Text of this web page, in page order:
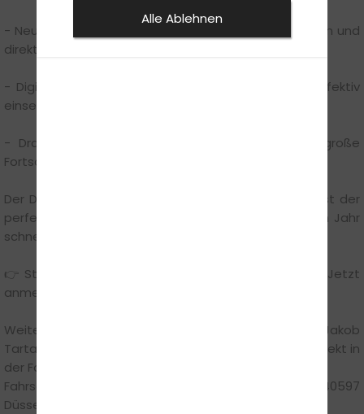
- Neujahrsmotivation mitnehmen – klare Ziele setzen und
direkt starten.
- Digital lernen – Apps, Online-Tests und Videos effektiv
einsetzen.
- Dranbleiben – kleine Lerneinheiten sorgen für große
Fortschritte.
Der Dezember ist mehr als nur ein Abschluss – er ist der
perfekte Startpunkt. Wer jetzt plant, fährt im neuen Jahr
schneller los als gedacht.
👉 Starte mit einem starken Vorsatz ins neue Jahr: Jetzt
anmelden und den Führerschein angehen!
Weitere Infos und persönliche Beratung gibt Jakob
Tartakowski gern telefonisch unter
oder direkt in
der Fahrschule:
Fahrschule Crash-Kid GmbH, Börchemstraße 24, 40597
Düsseldorf
Alle Ablehnen